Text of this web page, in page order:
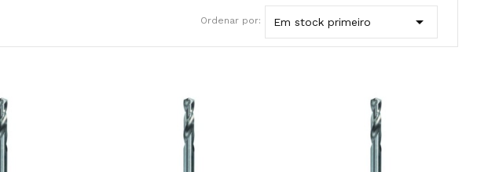
Ordenar por: Em stock primeiro 